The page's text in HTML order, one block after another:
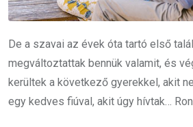
De a szavai az évek óta tartó első
megváltoztattak bennük valamit, és
kerültek a következő gyerekkel, akit
egy kedves fiúval, akit úgy hívtak…